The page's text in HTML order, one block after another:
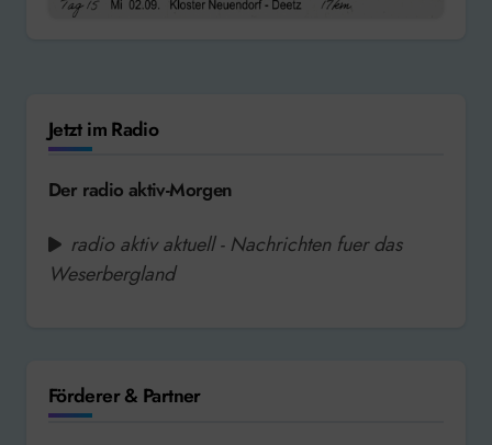
Jetzt im Radio
Der radio aktiv-Morgen
radio aktiv aktuell - Nachrichten fuer das
Weserbergland
Förderer & Partner